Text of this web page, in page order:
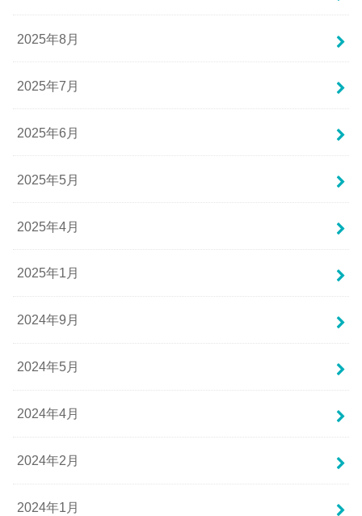
2025年8月
2025年7月
2025年6月
2025年5月
2025年4月
2025年1月
2024年9月
2024年5月
2024年4月
2024年2月
2024年1月